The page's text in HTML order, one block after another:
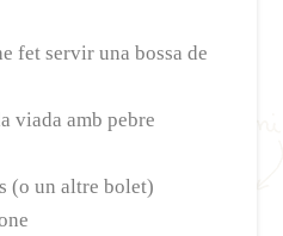
fet servir una bossa de
viada amb pebre
(o un altre bolet)